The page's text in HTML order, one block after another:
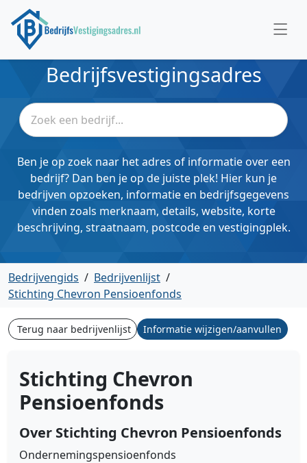
Bedrijfsvestigingsadres
Ben je op zoek naar het adres of informatie over een
bedrijf? Dan ben je op de juiste plek! Hier kun je
bedrijven opzoeken, informatie en bedrijfsgegevens
vinden zoals merknaam, details, website, korte
beschrijving, straatnaam, postcode en vestigingplek.
Bedrijvengids / Bedrijvenlijst /
Stichting Chevron Pensioenfonds
Terug naar bedrijvenlijst Informatie wijzigen/aanvullen
Stichting Chevron
Pensioenfonds
Over Stichting Chevron Pensioenfonds
Ondernemingspensioenfonds